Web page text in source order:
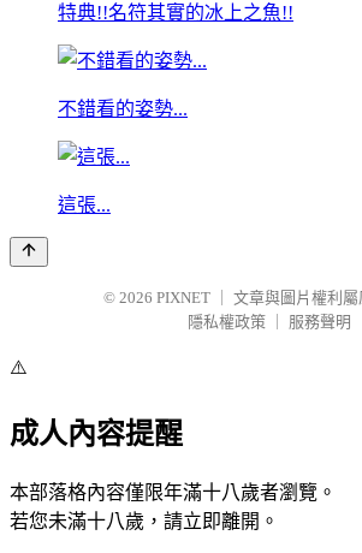
特典!!名符其實的冰上之魚!!
不錯看的姿勢...
這張...
© 2026 PIXNET
文章與圖片權利
隱私權政策
服務聲明
⚠️
成人內容提醒
本部落格內容僅限年滿十八歲者瀏覽。
若您未滿十八歲，請立即離開。